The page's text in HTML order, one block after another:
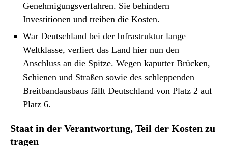
Genehmigungsverfahren. Sie behindern
Investitionen und treiben die Kosten.
War Deutschland bei der Infrastruktur lange
Weltklasse, verliert das Land hier nun den
Anschluss an die Spitze. Wegen kaputter Brücken,
Schienen und Straßen sowie des schleppenden
Breitbandausbaus fällt Deutschland von Platz 2 auf
Platz 6.
Staat in der Verantwortung, Teil der Kosten zu
tragen